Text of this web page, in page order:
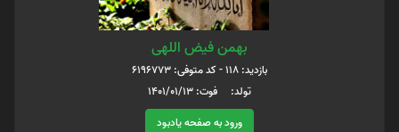
بهمن فیض اللهی
بازدید: 118 - کد متوفی: 6196773
تولد: فوت: 1401/01/13
ورود به صفحه یادبود